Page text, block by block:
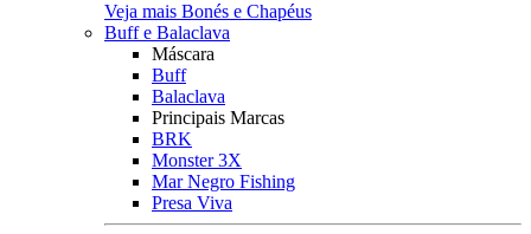
Veja mais Bonés e Chapéus
Buff e Balaclava
Máscara
Buff
Balaclava
Principais Marcas
BRK
Monster 3X
Mar Negro Fishing
Presa Viva